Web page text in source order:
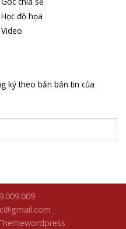
Liên kết website